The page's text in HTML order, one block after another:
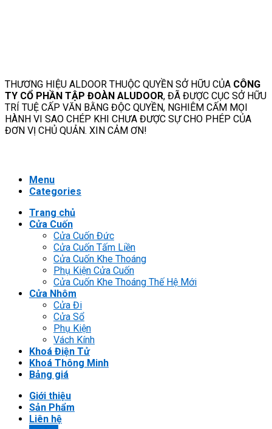
THƯƠNG HIỆU ALDOOR THUỘC QUYỀN SỞ HỮU CỦA CÔNG
TY CỔ PHẦN TẬP ĐOÀN ALUDOOR, ĐÃ ĐƯỢC CỤC SỞ HỮU
TRÍ TUỆ CẤP VĂN BẰNG ĐỘC QUYỀN, NGHIÊM CẤM MỌI
HÀNH VI SAO CHÉP KHI CHƯA ĐƯỢC SỰ CHO PHÉP CỦA
ĐƠN VỊ CHỦ QUẢN. XIN CẢM ƠN!
Menu
Categories
Trang chủ
Cửa Cuốn
Cửa Cuốn Đức
Cửa Cuốn Tấm Liền
Cửa Cuốn Khe Thoáng
Phụ Kiện Cửa Cuốn
Cửa Cuốn Khe Thoáng Thế Hệ Mới
Cửa Nhôm
Cửa Đi
Cửa Sổ
Phụ Kiện
Vách Kính
Khoá Điện Tử
Khoá Thông Minh
Bảng giá
Giới thiệu
Sản Phẩm
Liên hệ